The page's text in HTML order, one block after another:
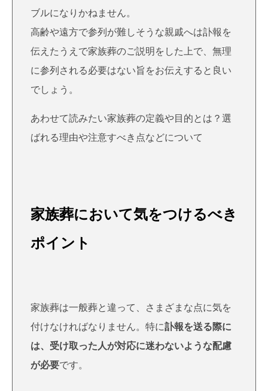
ブルになりかねません。
高齢や遠方で参列が難しそうな親戚へは訃報を
伝えたうえで家族葬のご説明をした上で、無理
に参列される必要はない旨をお伝えすると良い
でしょう。
あわせて読みたい家族葬の定義や目的とは？選
ばれる理由や注意すべき点などについて
家族葬において気をつけるべき
ポイント
家族葬は一般葬と違って、さまざまな点に気を
付けなければなりません。特に訃報を送る際に
は、受け取った人が対応に迷わないような配慮
が必要です。